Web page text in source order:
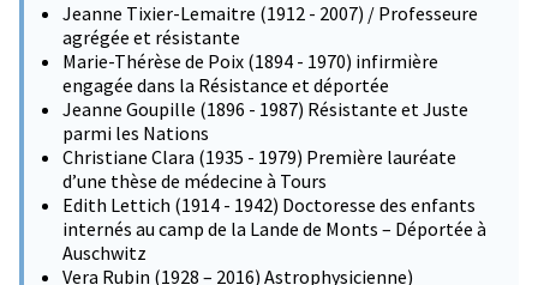
Jeanne Tixier-Lemaitre (1912 - 2007) / Professeure
agrégée et résistante
Marie-Thérèse de Poix (1894 - 1970) infirmière
engagée dans la Résistance et déportée
Jeanne Goupille (1896 - 1987) Résistante et Juste
parmi les Nations
Christiane Clara (1935 - 1979) Première lauréate
d’une thèse de médecine à Tours
Edith Lettich (1914 - 1942) Doctoresse des enfants
internés au camp de la Lande de Monts – Déportée à
Auschwitz
Vera Rubin (1928 – 2016) Astrophysicienne)